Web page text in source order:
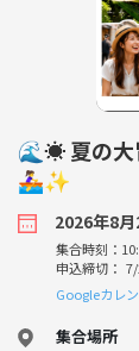
🌊☀️ 夏の大
🚣‍♀️✨
2026年8
集合時刻：
申込締切：
Googleカレ
集合場所